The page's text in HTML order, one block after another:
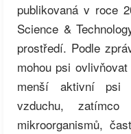
publikovaná v roce
Science &
prostředí. Podle
mohou psi
menší aktivní psi
vzduchu,
mikroorganismů,